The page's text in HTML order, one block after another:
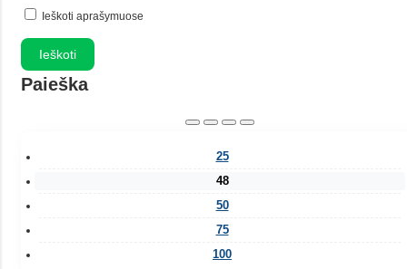
Ieškoti aprašymuose
Paieška
25
48
50
75
100